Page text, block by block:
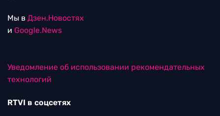
Мы в Дзен.Новостях
и Google.News
Уведомление об использовании рекомендательных
технологий
RTVI в соцсетях